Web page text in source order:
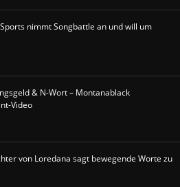
Sports nimmt Songbattle an und will um
& N-Wort – Montanablack
Video
von Loredana sagt bewegende Worte zu